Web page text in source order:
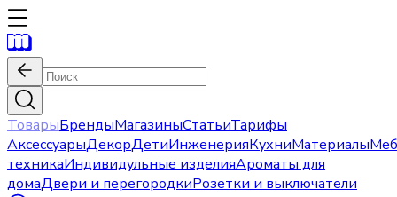
ТоварыБрендыМагазиныСтатьиТарифы
АксессуарыДекорДетиИнженерияКухниМатериалы
техникаИндивидульные изделияАроматы для
домаДвери и перегородкиРозетки и выключатели